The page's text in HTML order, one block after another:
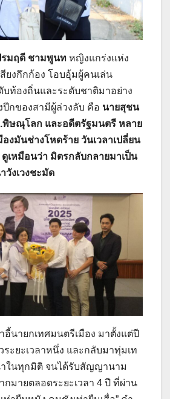
รมฤดี ชามพูนท หญิงแกร่งแห่ง
ยงกึกก้อง โอบอุ้มผู้คนเล่น
บท้องถิ่นและระดับชาติมาอย่าง
ปีกของสามีผู้ล่วงลับ คือ นายสุชน
ษณุโลก และอดีตรัฐมนตรี หลาย
องมันช่างโหดร้าย วันเวลาเปลี่ยน
เหมือนว่า มิตรกลับกลายมาเป็น
วังเวงชะมัด
อี้นายกเทศมนตรีเมือง มาตั้งแต่ปี
ระยะเวลาหนึ่ง และกลับมาทุ่มเท
ในทุกมิติ จนได้รับสัญญานาม
กมายตลอดระยะเวลา 4 ปี ที่ผ่าน